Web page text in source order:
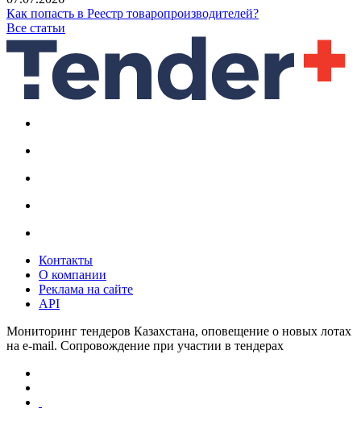
Как попасть в Реестр товаропроизводителей?
Все статьи
Контакты
О компании
Реклама на сайте
API
Мониторинг тендеров Казахстана, оповещение о новых лотах
на e-mail. Сопровождение при участии в тендерах